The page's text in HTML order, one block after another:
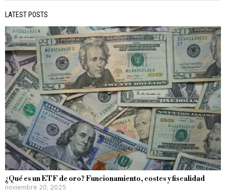
LATEST POSTS
¿Qué es un ETF de oro? Funcionamiento, costes y fiscalidad
noviembre 20, 2025